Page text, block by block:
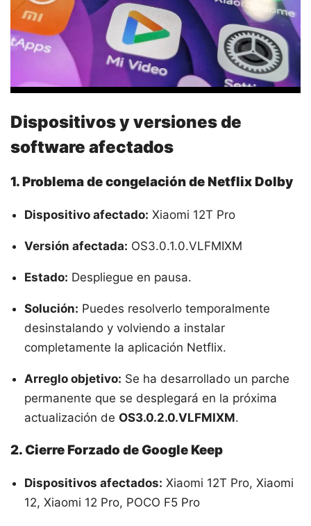
Dispositivos y versiones de
software afectados
1. Problema de congelación de Netflix Dolby
Dispositivo afectado: Xiaomi 12T Pro
Versión afectada: OS3.0.1.0.VLFMIXM
Estado: Despliegue en pausa.
Solución: Puedes resolverlo temporalmente
desinstalando y volviendo a instalar
completamente la aplicación Netflix.
Arreglo objetivo: Se ha desarrollado un parche
permanente que se desplegará en la próxima
actualización de OS3.0.2.0.VLFMIXM.
2. Cierre Forzado de Google Keep
Dispositivos afectados: Xiaomi 12T Pro, Xiaomi
12, Xiaomi 12 Pro, POCO F5 Pro